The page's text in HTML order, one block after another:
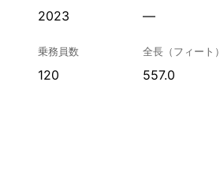
2023 —
乗務員数
120
全長（フィート）
557.0